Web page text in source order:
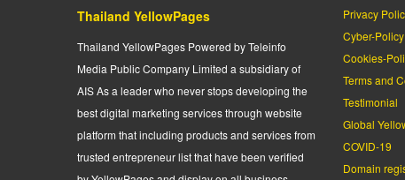
Thailand YellowPages
Thailand YellowPages Powered by Teleinfo
Media Public Company Limited a subsidiary of
AIS As a leader who never stops developing the
best digital marketing services through website
platform that including products and services from
trusted entrepreneur list that have been verified
Privacy
Cyber-Policy
Cookies-
Terms and
Testimonial
Global
COVID-19
Domain